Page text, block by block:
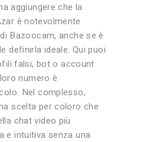
aggiungere che la
è notevolmente
Bazoocam, anche se è
definirla ideale. Qui puoi
falsi, bot o account
numero è
Nel complesso,
scelta per coloro che
chat video più
e intuitiva senza una